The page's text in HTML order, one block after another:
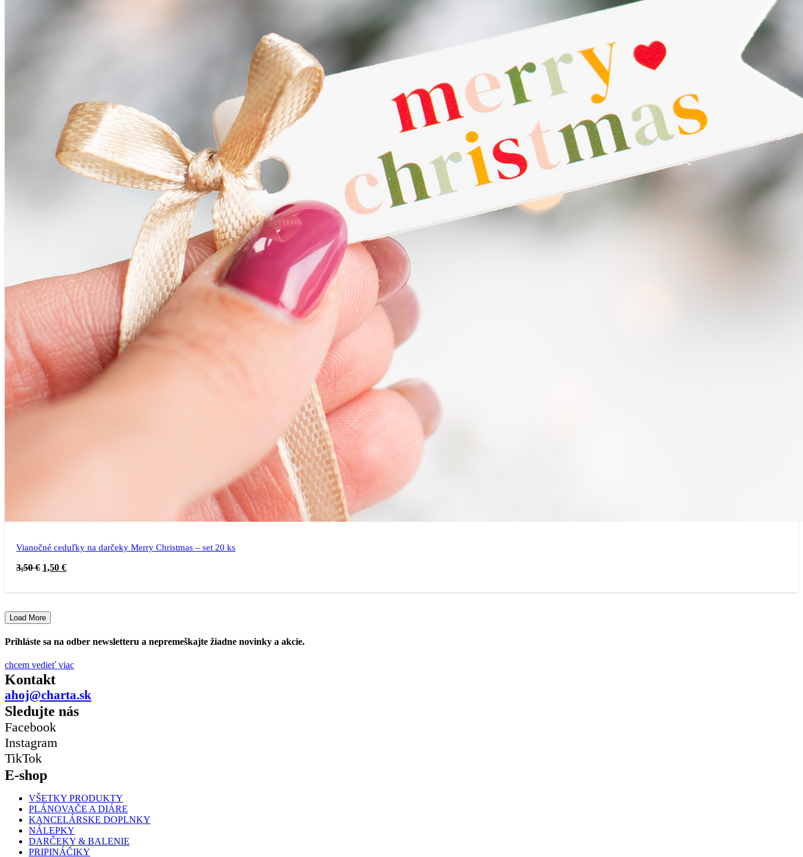
Vianočné ceduľky na darčeky Merry Christmas – set 20 ks
3,50€ 1,50€
Load More
Prihláste sa na odber newsletteru a nepremeškajte žiadne novinky a akcie.
chcem vedieť viac
Kontakt
ahoj@charta.sk
Sledujte nás
Facebook
Instagram
TikTok
E-shop
VŠETKY PRODUKTY
PLÁNOVAČE A DIÁRE
KANCELÁRSKE DOPLNKY
NÁLEPKY
DARČEKY & BALENIE
PRIPINÁČIKY